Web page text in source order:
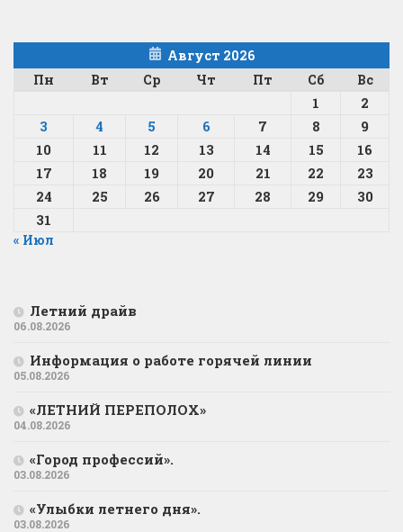
Август 2026
Пн
Вт Ср Чт Пт Сб Вс
1
2
3
4 5 6 7 8
9
10
11 12 13 14 15
16
17
18 19 20 21 22
23
24
25 26 27 28 29
30
31
« Июл
Летний драйв
06.08.2026
Информация о работе горячей линии
05.08.2026
«ЛЕТНИЙ ПЕРЕПОЛОХ»
04.08.2026
«Город профессий».
03.08.2026
«Улыбки летнего дня».
03.08.2026